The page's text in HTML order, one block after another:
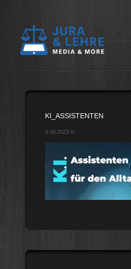
by
KI_ASSISTENTEN
6.06.2023 in